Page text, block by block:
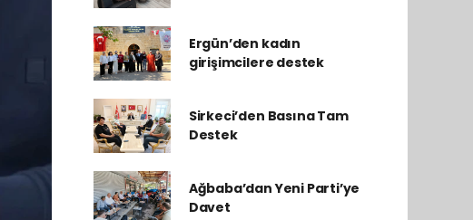
Ergün’den kadın
girişimcilere destek
Sirkeci’den Basına Tam
Destek
Ağbaba’dan Yeni Parti’ye
Davet